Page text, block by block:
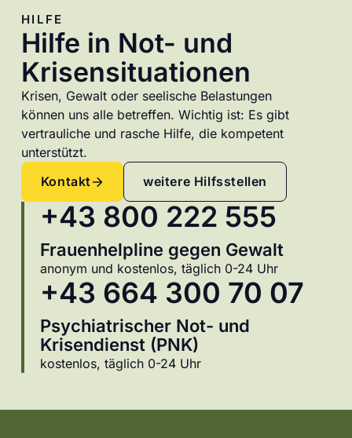
HILFE
Hilfe in Not- und
Krisensituationen
Krisen, Gewalt oder seelische Belastungen
können uns alle betreffen. Wichtig ist: Es gibt
vertrauliche und rasche Hilfe, die kompetent
unterstützt.
Kontakt
weitere Hilfsstellen
+43 800 222 555
Frauenhelpline gegen Gewalt
anonym und kostenlos, täglich 0-24 Uhr
+43 664 300 70 07
Psychiatrischer Not- und
Krisendienst (PNK)
kostenlos, täglich 0-24 Uhr